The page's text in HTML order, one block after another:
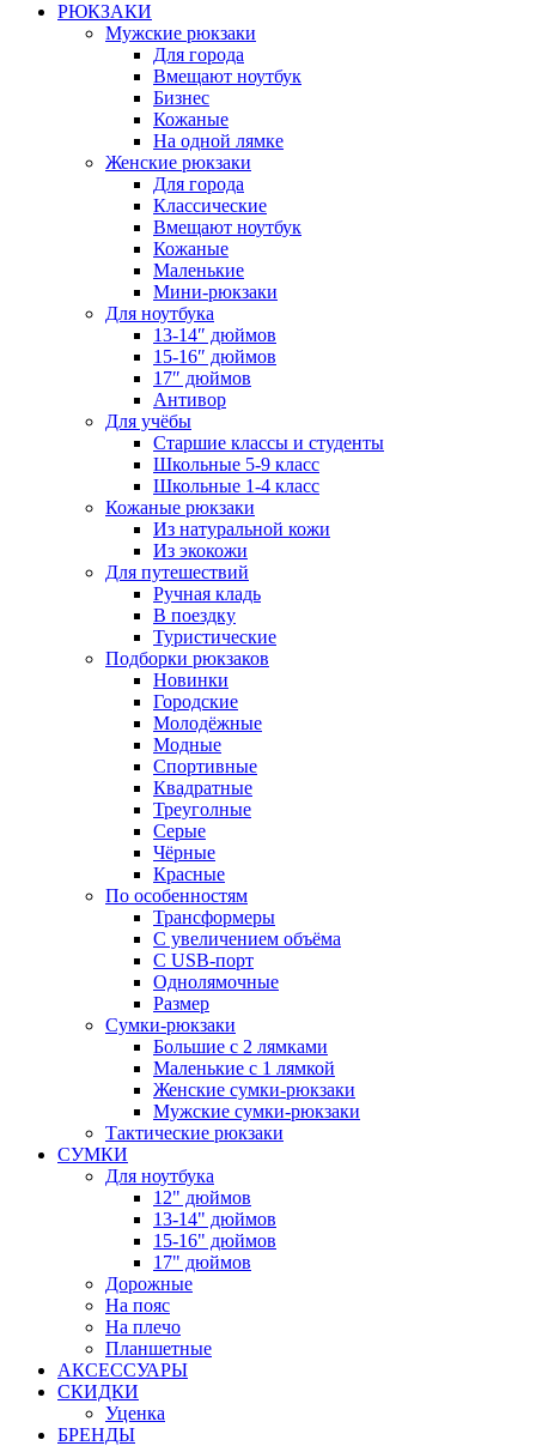
РЮКЗАКИ
Мужские рюкзаки
Для города
Вмещают ноутбук
Бизнес
Кожаные
На одной лямке
Женские рюкзаки
Для города
Классические
Вмещают ноутбук
Кожаные
Маленькие
Мини-рюкзаки
Для ноутбука
13-14″ дюймов
15-16″ дюймов
17″ дюймов
Антивор
Для учёбы
Старшие классы и студенты
Школьные 5-9 класс
Школьные 1-4 класс
Кожаные рюкзаки
Из натуральной кожи
Из экокожи
Для путешествий
Ручная кладь
В поездку
Туристические
Подборки рюкзаков
Новинки
Городские
Молодёжные
Модные
Спортивные
Квадратные
Треуголные
Серые
Чёрные
Красные
По особенностям
Трансформеры
С увеличением объёма
С USB-порт
Однолямочные
Размер
Сумки-рюкзаки
Большие с 2 лямками
Маленькие с 1 лямкой
Женские сумки-рюкзаки
Мужские сумки-рюкзаки
Тактические рюкзаки
СУМКИ
Для ноутбука
12" дюймов
13-14" дюймов
15-16" дюймов
17" дюймов
Дорожные
На пояс
На плечо
Планшетные
АКСЕССУАРЫ
СКИДКИ
Уценка
БРЕНДЫ